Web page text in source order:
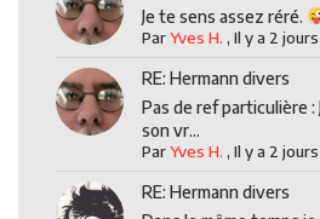
Je te sens assez réré.
ParYves H. ,Il y a 2 jours
RE: Hermann divers
Pas de ref particulière :
son vr...
ParYves H. ,Il y a 2 jours
RE: Hermann divers